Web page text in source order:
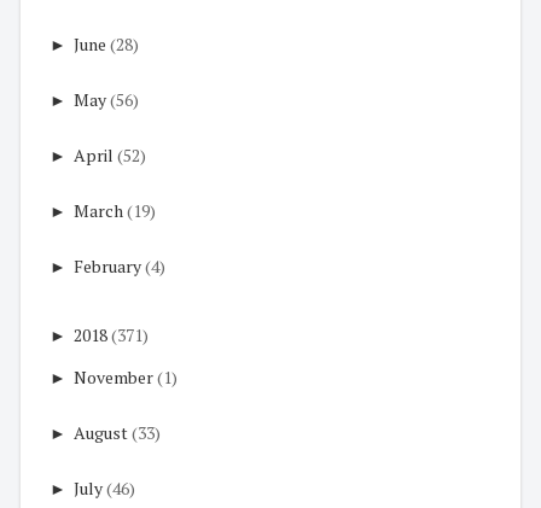
► June (28)
► May(56)
► April (52)
► March(19)
► February(4)
► 2018(371)
► November(1)
► August(33)
► July(46)